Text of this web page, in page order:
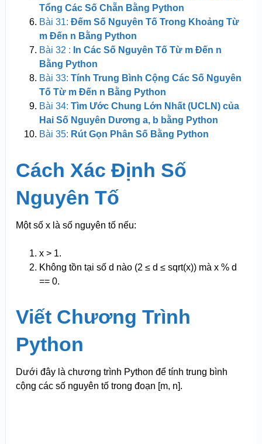
Tổng Các Số Chẵn Bằng Python
Bài 31: Đếm Số Nguyên Tố Trong Khoảng Từ
m Đến n Bằng Python
Bài 32 : In Các Số Nguyên Tố Từ m Đến n
Bằng Python
Bài 33: Tính Trung Bình Cộng Các Số Nguyên
Tố Từ m Đến n Bằng Python
Bài 34: Tìm Ước Chung Lớn Nhất (UCLN) của
Hai Số Nguyên Dương a, b bằng Python
Bài 35: Rút Gọn Phân Số Bằng Python
Cách Xác Định Số
Nguyên Tố
Một số x là số nguyên tố nếu:
x > 1.
Không tồn tại số d nào (2 ≤ d ≤ sqrt(x)) mà x % d
== 0.
Viết Chương Trình
Python
Dưới đây là chương trình Python để tính trung bình
cộng các số nguyên tố trong đoạn [m, n].